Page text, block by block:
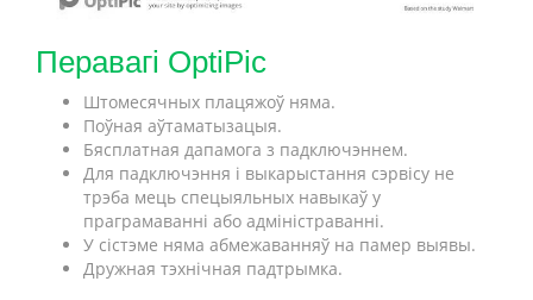
Перавагі OptiPic
Штомесячных плацяжоў няма.
Поўная аўтаматызацыя.
Бясплатная дапамога з падключэннем.
Для падключэння і выкарыстання сэрвісу не
трэба мець спецыяльных навыкаў у
праграмаванні або адміністраванні.
У сістэме няма абмежаванняў на памер выявы.
Дружная тэхнічная падтрымка.